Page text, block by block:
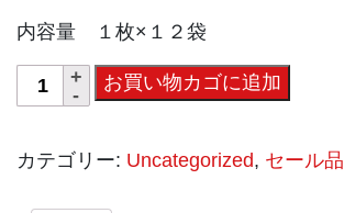
内容量 １枚×１２袋
ん
い
お買い物カゴに追加
カテゴリー: Uncategorized, セール品